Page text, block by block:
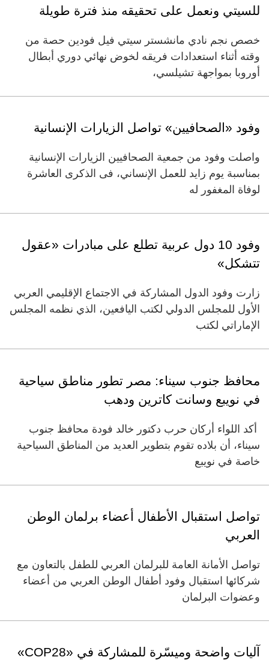
للسيتي ونعمل على تحقيقه منذ فترة طويلة
خصص نجم نادي مانشستر سيتي فيل فودين حصة من
وقته أثناء استعدادات فريقه لخوض نهائي دوري أبطال
أوروبا بمواجهة تشيلسي،
وفود «الصحافيين» تواصل الزيارات الإنسانية
واصلت وفود من جمعية الصحافيين الزيارات الإنسانية
بمناسبة يوم زايد للعمل الإنساني، فى الذكرى العاشرة
لوفاة المغفور له
وفود 10 دول عربية تطلع على مبادرات «عقول
تتشكل»
زارت وفود الدول المشاركة في الاجتماع الإقليمي العربي
الأول للمجلس الدولي لكتب اليافعين، الذي نظمه المجلس
الإماراتي لكتب
محافظ جنوب سيناء: مصر تطور مناطق سياحية
في نويبع وسانت كاترين ودهب
أكد اللواء أركان حرب دكتور خالد فودة محافظ جنوب
سيناء، أن بلاده تقوم بتطوير العديد من المناطق السياحية
خاصة في نويبع
تواصل استقبال الأطفال أعضاء برلمان الوطن
العربي
تواصل الأمانة العامة للبرلمان العربي للطفل بالتعاون مع
شركائها استقبال وفود أطفال الوطن العربي من أعضاء
وعضوات البرلمان
آليات واضحة وميسّرة للمشاركة في «COP28»